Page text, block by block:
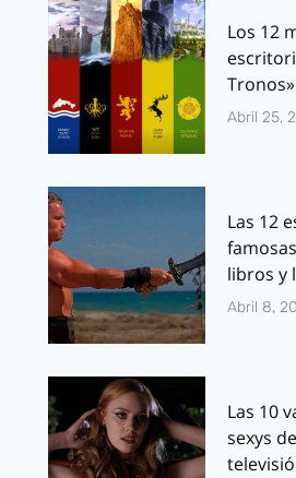
Los 12
Tronos»
Abril 25,
Las 12
libros y
Abril 8,
Las 10
sexys